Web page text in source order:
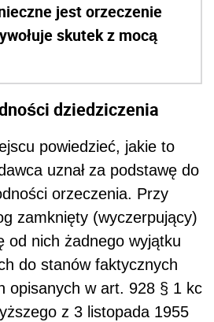
jest orzeczenie
skutek z mocą
dziedziczenia
powiedzieć, jakie to
uznał za podstawę do
orzeczenia. Przy
zamknięty (wyczerpujący)
od nich żadnego wyjątku
do stanów faktycznych
opisanych w art. 928 § 1 kc
z 3 listopada 1955